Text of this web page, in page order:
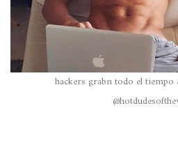
hackers grabn todo el